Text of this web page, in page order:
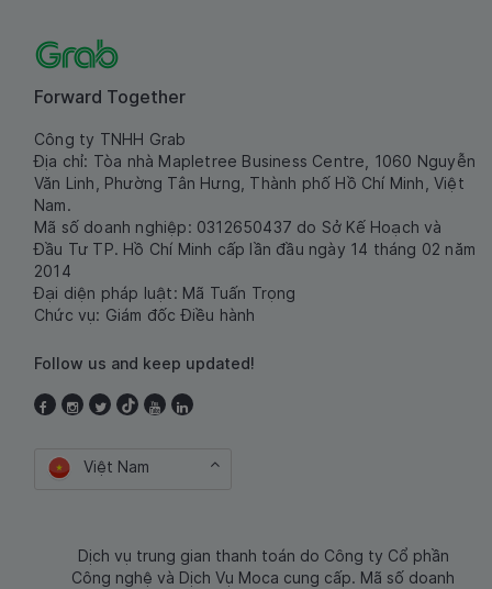
Forward Together
Công ty TNHH Grab
Địa chỉ: Tòa nhà Mapletree Business Centre, 1060 Nguyễn
Văn Linh, Phường Tân Hưng, Thành phố Hồ Chí Minh, Việt
Nam.
Mã số doanh nghiệp: 0312650437 do Sở Kế Hoạch và
Đầu Tư TP. Hồ Chí Minh cấp lần đầu ngày 14 tháng 02 năm
2014
Đại diện pháp luật: Mã Tuấn Trọng
Chức vụ: Giám đốc Điều hành
Follow us and keep updated!
Việt Nam
Dịch vụ trung gian thanh toán do Công ty Cổ phần
Công nghệ và Dịch Vụ Moca cung cấp. Mã số doanh